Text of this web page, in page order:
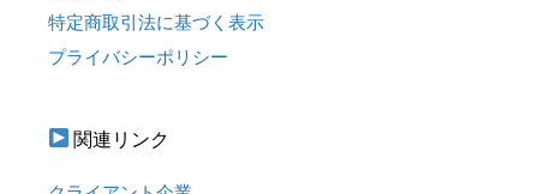
特定商取引法に基づく表示
プライバシーポリシー
関連リンク